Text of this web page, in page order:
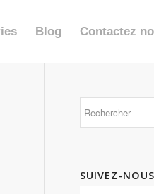
Blog Contactez
SUIVEZ-